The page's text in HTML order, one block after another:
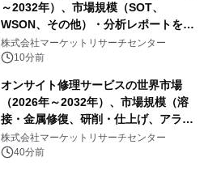
～2032年）、市場規模（SOT、
WSON、その他）・分析レポートを発
表
株式会社マーケットリサーチセンター
10分前
オンサイト修理サービスの世界市場
（2026年～2032年）、市場規模（溶
接・金属修復、研削・仕上げ、アライ
メント、その他）・分析レポートを発
表
株式会社マーケットリサーチセンター
40分前